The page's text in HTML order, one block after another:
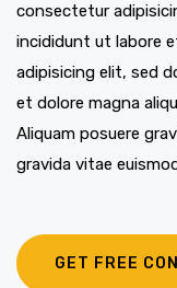
consectetur
incididunt ut labore
adipisicing elit, sed
et dolore magna
Aliquam posuere
gravida vitae
GET FREE